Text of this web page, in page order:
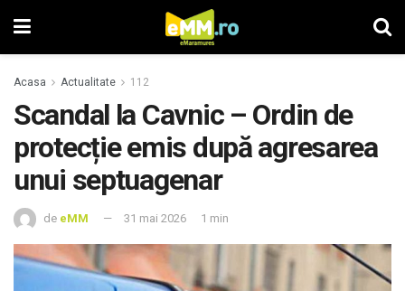
Acasa Actualitate 112
Scandal la Cavnic – Ordin de
protecție emis după agresarea
unui septuagenar
de eMM 31 mai 2026 1 min